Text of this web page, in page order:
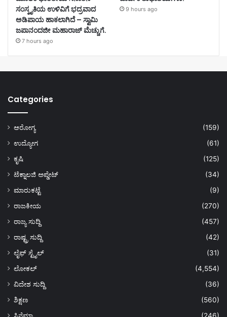
ಸಂಸ್ಕೃತಿಯ ಉಳಿವಿಗೆ ಭದ್ರವಾದ
ಅಡಿಪಾಯ ಹಾಕಲಾಗಿದೆ – ಸ್ವಾಮಿ
ಜಪಾನಂದಜೀ ಮಹಾರಾಜ್ ಮೆಚ್ಚುಗೆ.
7 hours ago
9 hours ago
Categories
ಆರೋಗ್ಯ
(159)
ಉದ್ಯೋಗ
(61)
ಕೃಷಿ
(125)
ಟೆಕ್ನಾಲಜಿ ಅಪ್ಡೇಟ್
(34)
ಮಾರುಕಟ್ಟೆ
(9)
ರಾಜಕೀಯ
(270)
ರಾಜ್ಯ ಸುದ್ದಿ
(457)
ರಾಷ್ಟ್ರ ಸುದ್ದಿ
(42)
ಲೈಫ್ ಸ್ಟೈಲ್
(31)
ಲೋಕಲ್
(4,554)
ವಿದೇಶ ಸುದ್ದಿ
(36)
ಶಿಕ್ಷಣ
(560)